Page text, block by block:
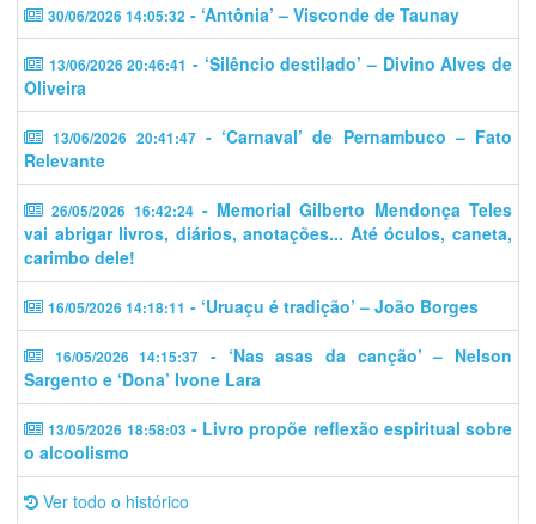
30/06/2026 14:05:32 - ‘Antônia’ – Visconde de Taunay
13/06/2026 20:46:41 - ‘Silêncio destilado’ – Divino Alves de
Oliveira
13/06/2026 20:41:47- ‘Carnaval’ de Pernambuco – Fato
Relevante
26/05/2026 16:42:24- Memorial Gilberto Mendonça Teles
vai abrigar livros, diários, anotações... Até óculos, caneta,
carimbo dele!
16/05/2026 14:18:11 - ‘Uruaçu é tradição’ – João Borges
16/05/2026 14:15:37 - ‘Nas asas da canção’ – Nelson
Sargento e ‘Dona’ Ivone Lara
13/05/2026 18:58:03 - Livro propõe reflexão espiritual sobre
o alcoolismo
Ver todo o histórico